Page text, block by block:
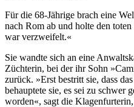
Für die 68-Jährige brach eine
nach Rom ab und holte den
war verzweifelt.«
Sie wandte sich an eine
Züchterin, bei der ihr Sohn
zurück. »Erst bestritt sie, dass
behauptete sie, es sei zu schwer
worden«, sagt die